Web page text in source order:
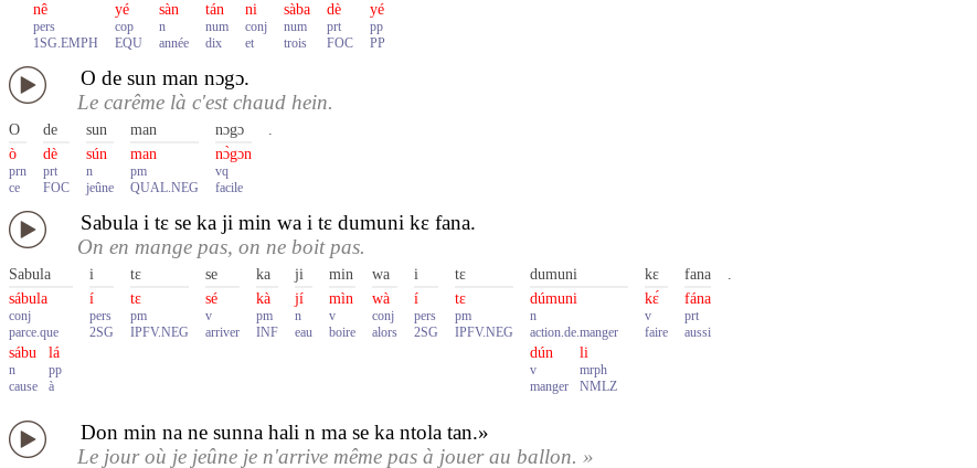
nê
pers
1SG.EMPH
yé
cop
EQU
sàn
n
année
tán
num
dix
ni
conj
et
sàba
num
trois
dè
prt
FOC
yé
pp
PP
O de sun man nɔgɔ.
Le carême là c'est chaud hein.
O
ò
prn
ce
de
dè
prt
FOC
sun
sún
n
jeûne
man
man
pm
QUAL.NEG
nɔgɔ
nɔ̀gɔn
vq
facile
.
Sabula i tɛ se ka ji min wa i tɛ dumuni kɛ fana.
On en mange pas, on ne boit pas.
Sabula
sábula
conj
parce.que
sábu
n
cause
lá
pp
à
i
í
pers
2SG
tɛ
tɛ
pm
IPFV.NEG
se
sé
v
arriver
ka
kà
pm
INF
ji
jí
n
eau
min
mìn
v
boire
wa
wà
conj
alors
i
í
pers
2SG
tɛ
tɛ
pm
IPFV.NEG
dumuni
dúmuni
n
action.de.manger
dún
v
manger
li
mrph
NMLZ
kɛ
kɛ́
v
faire
fana
fána
prt
aussi
.
Don min na ne sunna hali n ma se ka ntola tan.»
Le jour où je jeûne je n'arrive même pas à jouer au ballon. »